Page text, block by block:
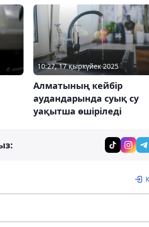
10:27, 17 қыркүйек 2025
Алматының кейбір
аудандарында суық су
уақытша өшіріледі